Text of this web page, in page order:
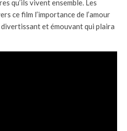
qu’ils vivent ensemble. Les
ce film l’importance de l’amour
et émouvant qui plaira